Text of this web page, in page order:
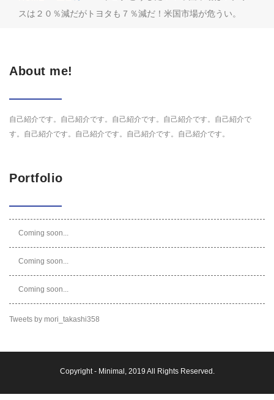
スは２０％減だがトヨタも７％減だ！米国市場が危うい。
About me!
自己紹介です。自己紹介です。自己紹介です。自己紹介です。自己紹介で
す。自己紹介です。自己紹介です。自己紹介です。自己紹介です。
Portfolio
Coming soon...
Coming soon...
Coming soon...
Tweets by mori_takashi358
Copyright - Minimal , 2019 All Rights Reserved.